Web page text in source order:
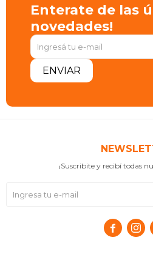
Enterate de las
novedades!
ENVIAR
¡Suscribite y recibí todas
 